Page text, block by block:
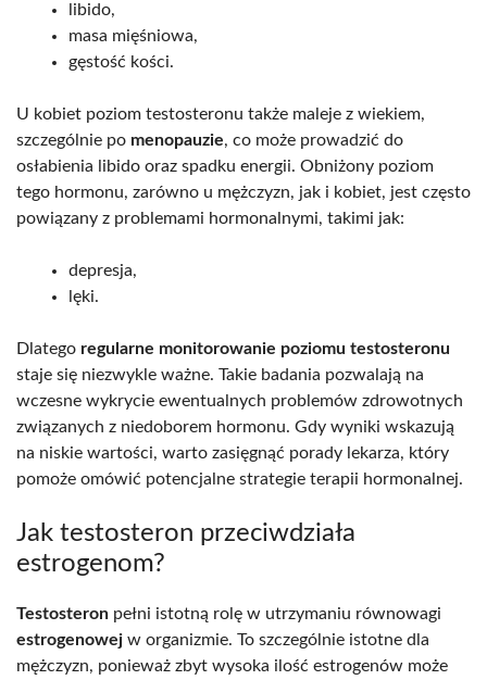
libido,
masa mięśniowa,
gęstość kości.
U kobiet poziom testosteronu także maleje z wiekiem,
szczególnie po menopauzie, co może prowadzić do
osłabienia libido oraz spadku energii. Obniżony poziom
tego hormonu, zarówno u mężczyzn, jak i kobiet, jest często
powiązany z problemami hormonalnymi, takimi jak:
depresja,
lęki.
Dlatego regularne monitorowanie poziomu testosteronu
staje się niezwykle ważne. Takie badania pozwalają na
wczesne wykrycie ewentualnych problemów zdrowotnych
związanych z niedoborem hormonu. Gdy wyniki wskazują
na niskie wartości, warto zasięgnąć porady lekarza, który
pomoże omówić potencjalne strategie terapii hormonalnej.
Jak testosteron przeciwdziała
estrogenom?
Testosteron pełni istotną rolę w utrzymaniu równowagi
estrogenowej w organizmie. To szczególnie istotne dla
mężczyzn, ponieważ zbyt wysoka ilość estrogenów może